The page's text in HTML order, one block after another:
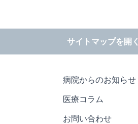
放射線科
パーキンソン病・DBS治療
肩肘関節・スポーツ整形外科外来
脳動脈瘤・頸動脈疾患専門外来
サイトマップを開く
病院からのお知らせ
医療コラム
お問い合わせ